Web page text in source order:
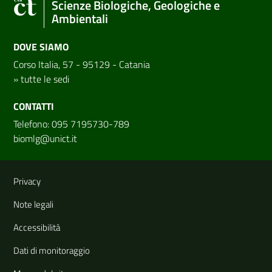
Scienze Biologiche, Geologiche e
Ambientali
DOVE SIAMO
Corso Italia, 57 - 95129 - Catania
»tutte le sedi
CONTATTI
Telefono: 095 7195730-789
biomlg@unict.it
Link e informazioni utili
Privacy
Note legali
Accessibilità
Dati di monitoraggio